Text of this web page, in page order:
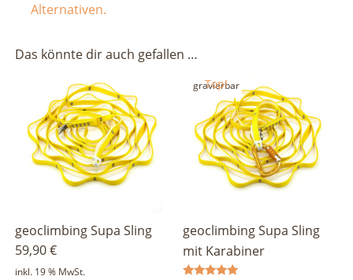
Alternativen.
Das könnte dir auch gefallen …
geoclimbing Supa Sling
59,90€
inkl. 19 % MwSt.
gravierbar
Top!
geoclimbing Supa Sling
mit Karabiner